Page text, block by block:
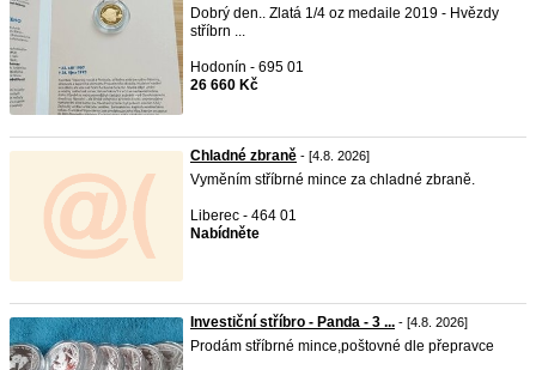
Dobrý den.. Zlatá 1/4 oz medaile 2019 - Hvězdy
stříbrn ...
Hodonín - 695 01
26 660 Kč
Chladné zbraně - [4.8. 2026]
Vyměním stříbrné mince za chladné zbraně.
Liberec - 464 01
Nabídněte
Investiční stříbro - Panda - 3 ... - [4.8. 2026]
Prodám stříbrné mince,poštovné dle přepravce